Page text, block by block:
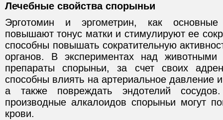
Лечебные свойства спорыньи
Эрготомин и эргометрин, как
повышают тонус матки и стимулируют ее
способны повышать сократительную
органов. В экспериментах над животными
препараты спорыньи, за счет своих
способны влиять на артериальное давление
а также повреждать эндотелий
производные алкалоидов спорыньи могут
крови.